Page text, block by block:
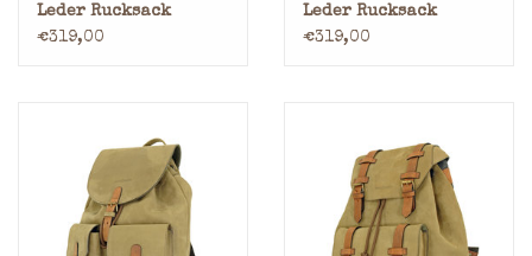
Leder Rucksack
Rolltop Groß Hoch
€319,00
Leder Rucksack
Rolltop Groß Hoch
€319,00